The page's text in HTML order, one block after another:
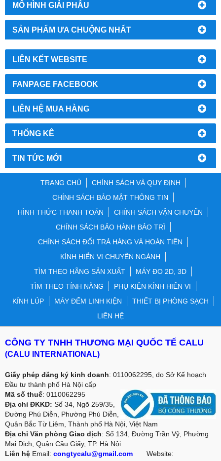
MÔ HÌNH GIẢI PHẪU
SẢN PHẨM ƯA CHUỘNG NHẤT
LIÊN KẾT WEBSITE
FANPAGE FACEBOOK
LIÊN HỆ MUA HÀNG
THỐNG KÊ
TIN TỨC MỚI
TRANG CHỦ
CHÍNH SÁCH VÀ QUY ĐỊNH
CHÍNH SÁCH BẢO MẬT THÔNG TIN
HÌNH THỨC THANH TOÁN
CHÍNH SÁCH VẬN CHUYỂN
CHÍNH SÁCH BẢO HÀNH BẢO TRÌ
CHÍNH SÁCH ĐỔI TRẢ HÀNG VÀ HOÀN TIỀN
KÍNH HIỂN VI CHUYÊN NGÀNH
TÌM THEO HÃNG SẢN XUẤT
MÁY ĐO 2D, 3D
TÌM THEO TÍNH NĂNG
PHỤ KIỆN KÍNH HIỂN VI
KÍNH LÚP
MÁY ĐẾM LINH KIỆN
THIẾT BỊ PHÒNG SẠCH
LIÊN HỆ
CÔNG TY TNHH THƯƠNG MẠI QUỐC TẾ CALU
(CALU INTERNATIONAL)
Giấy phép đăng ký kinh doanh: 0110062295, do Sở Kế hoạch
Đầu tư thành phố Hà Nội cấp
Mã số thuế: 0110062295
Địa chỉ ĐKKD: Số 34, Ngõ 259/35,
Đường Phú Diễn, Phường Phú Diễn,
Quân Bắc Từ Liêm, Thành phố Hà Nội, Việt Nam
Địa chỉ Văn phòng Giao dịch: Số 134, Đường Trần Vỹ, Phường
Mai Dịch, Quận Cầu Giấy, TP. Hà Nội
Liên hệ Email: congtycalu@gmail.com Website: